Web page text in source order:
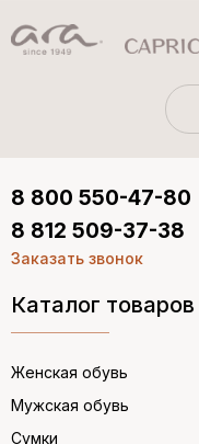
Каталог товаров
Женская обувь
Мужская обувь
Сумки
8 800 550-47-80
8 812 509-37-38
Заказать звонок